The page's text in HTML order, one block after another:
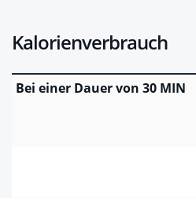
Kalorienverbrauch
Bei einer Dauer von 30 MIN